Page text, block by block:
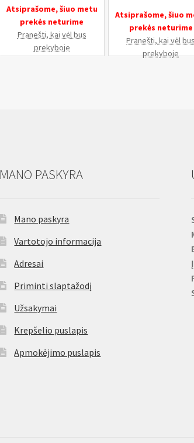
Atsiprašome, šiuo metu
prekės neturime
Pranešti, kai vėl bus
prekyboje
Atsiprašome, šiuo
prekės neturime
Pranešti, kai vėl bus
prekyboje
MANO PASKYRA
Mano paskyra
Vartotojo informacija
Adresai
Priminti slaptažodį
Užsakymai
Krepšelio puslapis
Apmokėjimo puslapis